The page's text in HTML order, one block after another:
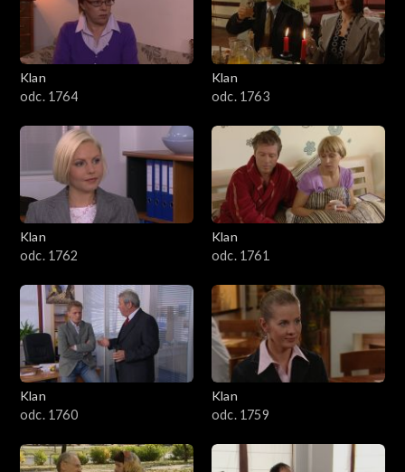
Klan
odc. 1764
Klan
odc. 1763
Klan
odc. 1762
Klan
odc. 1761
Klan
odc. 1760
Klan
odc. 1759